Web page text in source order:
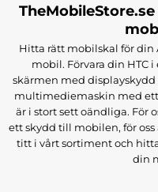
Hitta rätt mobilskal för din
mobil. Förvara din HTC
skärmen med
multimediemaskin med
är i stort sett oändliga. För
ett skydd till mobilen, för
titt i vårt sortiment och
din